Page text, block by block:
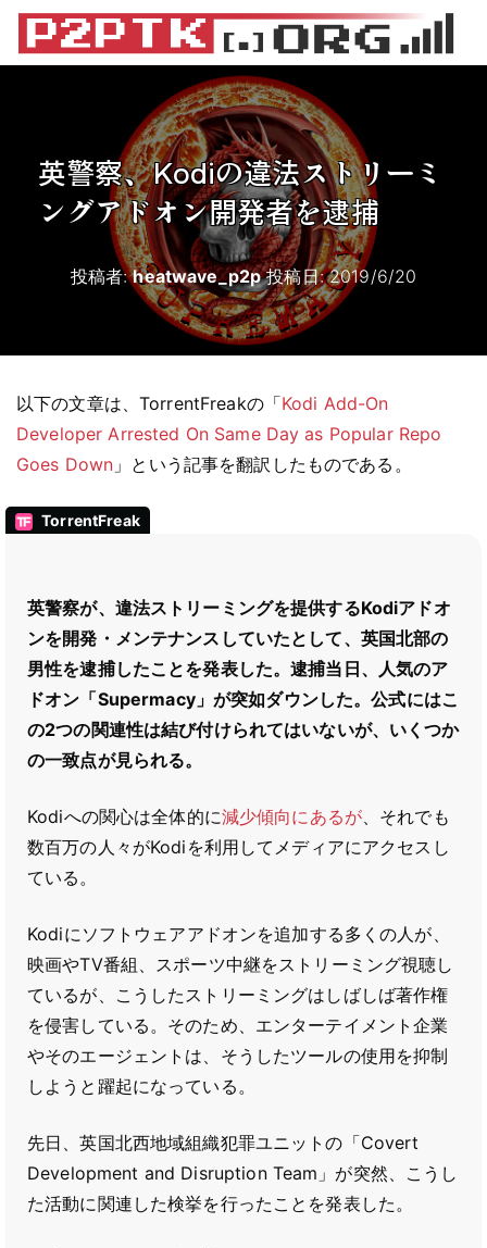
英警察、Kodiの違法ストリーミ
ングアドオン開発者を逮捕
投稿者:heatwave_p2p投稿日:2019/6/20
以下の文章は、TorrentFreakの「Kodi Add-On
Developer Arrested On Same Day as Popular Repo
Goes Down 」という記事を翻訳したものである。
TorrentFreak
英警察が、違法ストリーミングを提供するKodiアドオ
ンを開発・メンテナンスしていたとして、英国北部の
男性を逮捕したことを発表した。逮捕当日、人気のア
ドオン「Supermacy」が突如ダウンした。公式にはこ
の2つの関連性は結び付けられてはいないが、いくつか
の一致点が見られる。
Kodiへの関心は全体的に減少傾向にあるが、それでも
数百万の人々がKodiを利用してメディアにアクセスし
ている。
Kodiにソフトウェアアドオンを追加する多くの人が、
映画やTV番組、スポーツ中継をストリーミング視聴し
ているが、こうしたストリーミングはしばしば著作権
を侵害している。そのため、エンターテイメント企業
やそのエージェントは、そうしたツールの使用を抑制
しようと躍起になっている。
先日、英国北西地域組織犯罪ユニットの「Covert
Development and Disruption Team」が突然、こうし
た活動に関連した検挙を行ったことを発表した。